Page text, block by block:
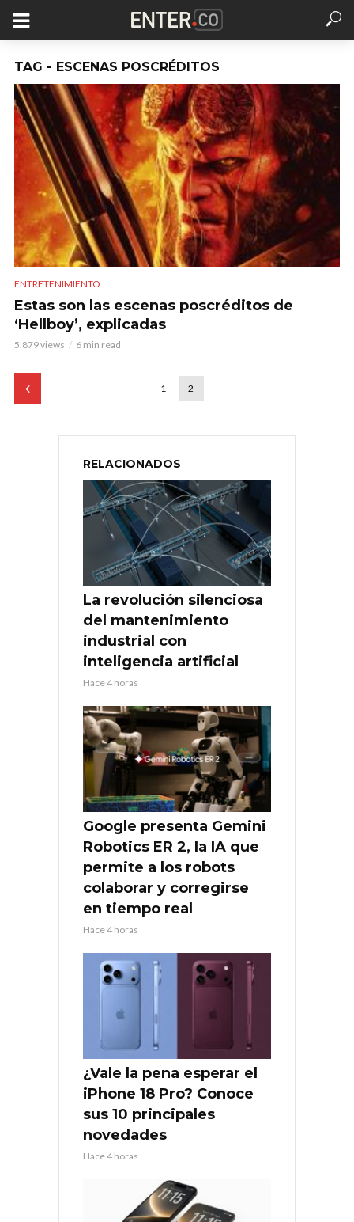
TAG - ESCENAS POSCRÉDITOS
ENTRETENIMIENTO
Estas son las escenas poscréditos de
‘Hellboy’, explicadas
5.879 views 6 min read
1 2
RELACIONADOS
La revolución silenciosa
del mantenimiento
industrial con
inteligencia artificial
Hace 4 horas
Google presenta Gemini
Robotics ER 2, la IA que
permite a los robots
colaborar y corregirse
en tiempo real
Hace 4 horas
¿Vale la pena esperar el
iPhone 18 Pro? Conoce
sus 10 principales
novedades
Hace 4 horas